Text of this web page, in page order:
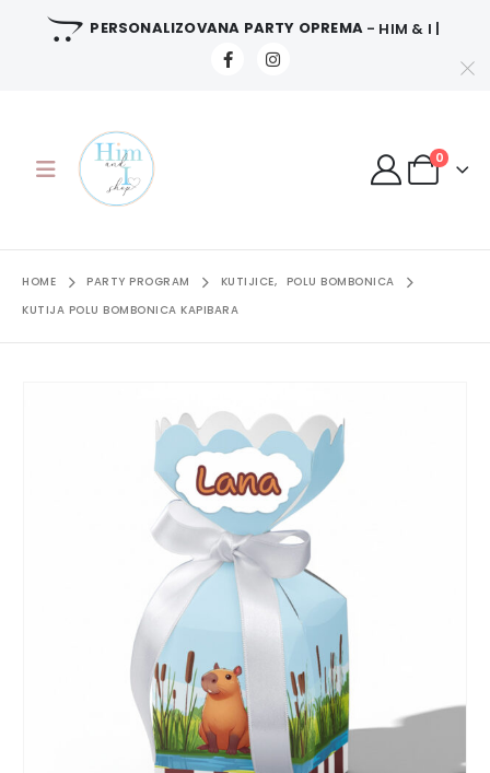
PERSONALIZOVANA PARTY OPREMA - HIM & I |
0
HOME PARTY PROGRAM KUTIJICE, POLU BOMBONICA
KUTIJA POLU BOMBONICA KAPIBARA